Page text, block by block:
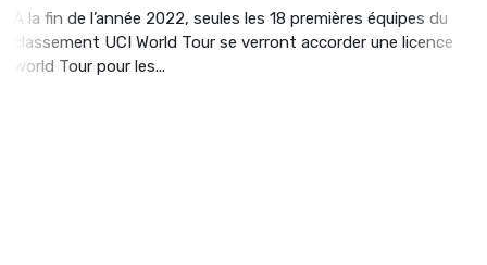
À la fin de l’année 2022, seules les 18 premières équipes du
classement UCI World Tour se verront accorder une licence
world Tour pour les...